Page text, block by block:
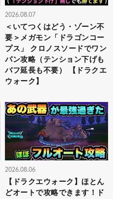
2026.08.07
＜いてつくはどう・ゾーン不
要＞メガモン「ドラゴンコー
プス」 クロノスソードでワン
パン攻略（テンション下げも
バフ延長も不要） 【ドラクエ
ウォーク】
2026.08.06
【ドラクエウォーク】ほとん
どオートで攻略できます！ド